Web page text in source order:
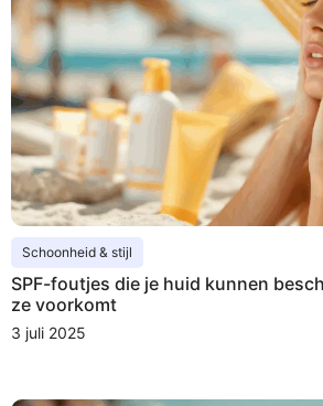
Schoonheid & stijl
SPF-foutjes die je huid kunnen
ze voorkomt
3 juli 2025